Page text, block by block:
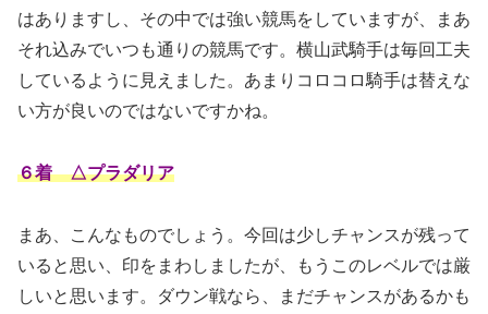
はありますし、その中では強い競馬をしていますが、まあ
それ込みでいつも通りの競馬です。横山武騎手は毎回工夫
しているように見えました。あまりコロコロ騎手は替えな
い方が良いのではないですかね。
６着 △プラダリア
まあ、こんなものでしょう。今回は少しチャンスが残って
いると思い、印をまわしましたが、もうこのレベルでは厳
しいと思います。ダウン戦なら、まだチャンスがあるかも